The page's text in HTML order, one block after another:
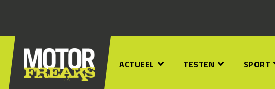
ACTUEEL TESTEN SPORT